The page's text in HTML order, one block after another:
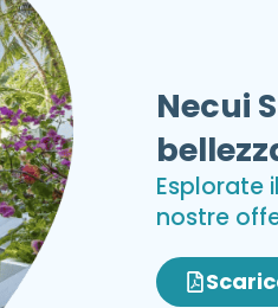
Necui
Esplorate
nostre